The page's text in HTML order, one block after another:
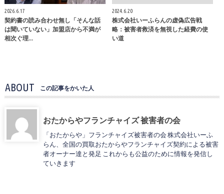
2026.6.17
契約書の読み合わせ無し「そんな話
は聞いていない」加盟店から不満が
相次ぐ理…
2024.6.20
株式会社いーふらんの虚偽広告戦
略：被害者救済を無視した経費の使
い道
ABOUT この記事をかいた人
おたからやフランチャイズ 被害者の会
「おたからや」フランチャイズ被害者の会 株式会社いーふ
らん、全国の買取おたからやフランチャイズ契約による被害
者オーナー達と発足 これからも公益のために情報を発信し
ていきます